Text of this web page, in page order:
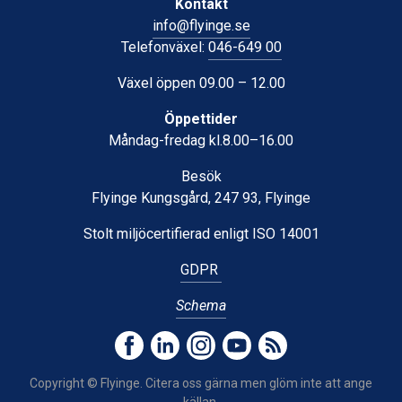
Kontakt
info@flyinge.se
Telefonväxel: 046-649 00
Växel öppen 09.00 – 12.00
Öppettider
Måndag-fredag kl.8.00–16.00
Besök
Flyinge Kungsgård, 247 93, Flyinge
Stolt miljöcertifierad enligt ISO 14001
GDPR
Schema
Copyright © Flyinge. Citera oss gärna men glöm inte att ange